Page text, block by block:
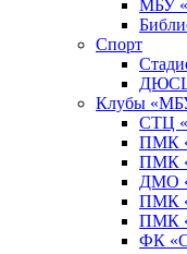
МБУ
Спорт
Клубы «МБУ
СТЦ
ПМК
ПМК
ДМО
ПМК
ПМК
ФК